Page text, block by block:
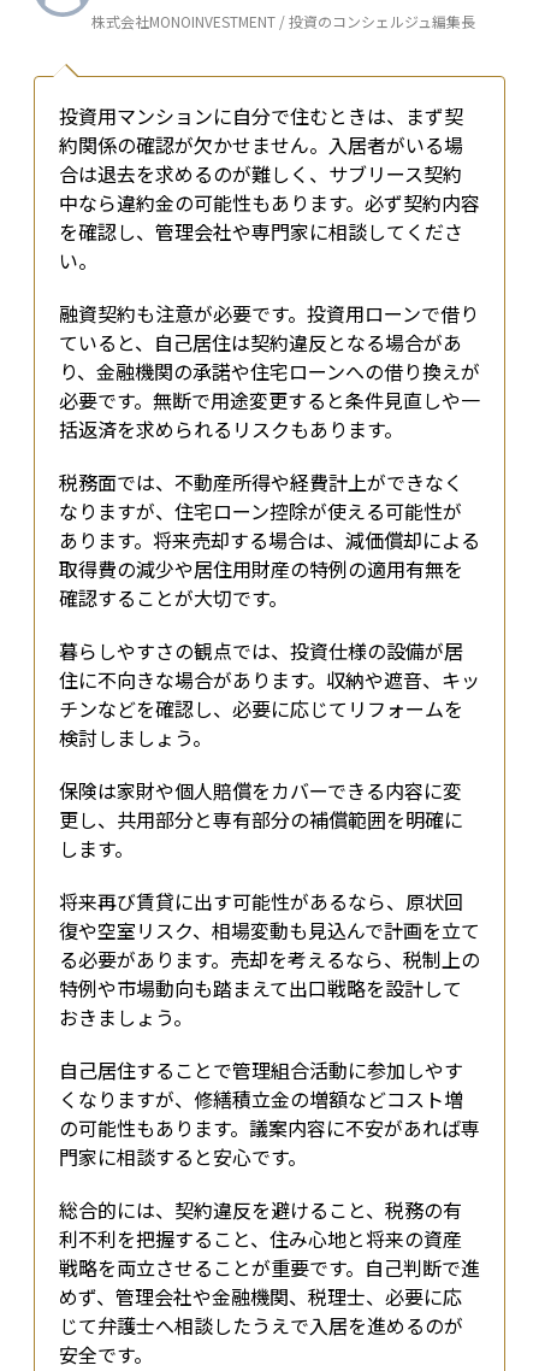
株式会社MONOINVESTMENT / 投資のコンシェルジュ編集長
投資用マンションに自分で住むときは、まず契
約関係の確認が欠かせません。入居者がいる場
合は退去を求めるのが難しく、サブリース契約
中なら違約金の可能性もあります。必ず契約内容
を確認し、管理会社や専門家に相談してくださ
い。
融資契約も注意が必要です。投資用ローンで借り
ていると、自己居住は契約違反となる場合があ
り、金融機関の承諾や住宅ローンへの借り換えが
必要です。無断で用途変更すると条件見直しや一
括返済を求められるリスクもあります。
税務面では、不動産所得や経費計上ができなく
なりますが、住宅ローン控除が使える可能性が
あります。将来売却する場合は、減価償却による
取得費の減少や居住用財産の特例の適用有無を
確認することが大切です。
暮らしやすさの観点では、投資仕様の設備が居
住に不向きな場合があります。収納や遮音、キッ
チンなどを確認し、必要に応じてリフォームを
検討しましょう。
保険は家財や個人賠償をカバーできる内容に変
更し、共用部分と専有部分の補償範囲を明確に
します。
将来再び賃貸に出す可能性があるなら、原状回
復や空室リスク、相場変動も見込んで計画を立て
る必要があります。売却を考えるなら、税制上の
特例や市場動向も踏まえて出口戦略を設計して
おきましょう。
自己居住することで管理組合活動に参加しやす
くなりますが、修繕積立金の増額などコスト増
の可能性もあります。議案内容に不安があれば専
門家に相談すると安心です。
総合的には、契約違反を避けること、税務の有
利不利を把握すること、住み心地と将来の資産
戦略を両立させることが重要です。自己判断で進
めず、管理会社や金融機関、税理士、必要に応
じて弁護士へ相談したうえで入居を進めるのが
安全です。